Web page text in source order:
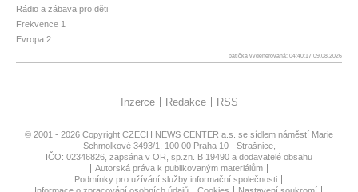
Rádio a zábava pro děti
Frekvence 1
Evropa 2
patička vygenerovaná: 04:40:17 09.08.2026
Inzerce Redakce RSS
© 2001 - 2026 Copyright CZECH NEWS CENTER a.s. se sídlem náměstí Marie
Schmolkové 3493/1, 100 00 Praha 10 - Strašnice,
IČO: 02346826, zapsána v OR, sp.zn. B 19490 a dodavatelé obsahu
Autorská práva k publikovaným materiálům
Podmínky pro užívání služby informační společnosti